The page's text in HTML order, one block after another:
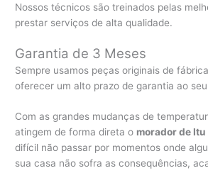
Nossos técnicos são treinados pelas
prestar serviços de alta qualidade.
Garantia de 3 Meses
Sempre usamos peças originais de
oferecer um alto prazo de garantia ao
Com as grandes mudanças de
atingem de forma direta o morador de Itu
difícil não passar por momentos onde
sua casa não sofra as consequências,